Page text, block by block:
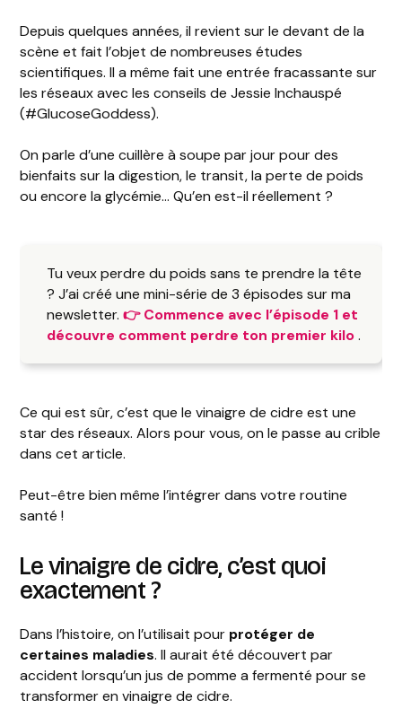
Depuis quelques années, il revient sur le devant de la
scène et fait l’objet de nombreuses études
scientifiques. Il a même fait une entrée fracassante sur
les réseaux avec les conseils de Jessie Inchauspé
(#GlucoseGoddess).
On parle d’une cuillère à soupe par jour pour des
bienfaits sur la digestion, le transit, la perte de poids
ou encore la glycémie… Qu’en est-il réellement ?
Tu veux perdre du poids sans te prendre la tête
? J’ai créé une mini-série de 3 épisodes sur ma
newsletter.👉 Commence avec l’épisode 1 et
découvre comment perdre ton premier kilo.
Ce qui est sûr, c’est que le vinaigre de cidre est une
star des réseaux. Alors pour vous, on le passe au crible
dans cet article.
Peut-être bien même l’intégrer dans votre routine
santé !
Le vinaigre de cidre, c’est quoi
exactement ?
Dans l’histoire, on l’utilisait pour protéger de
certaines maladies. Il aurait été découvert par
accident lorsqu’un jus de pomme a fermenté pour se
transformer en vinaigre de cidre.